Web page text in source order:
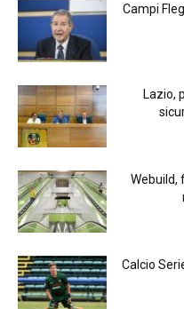
Campi
Lazio,
Webuild,
Calcio